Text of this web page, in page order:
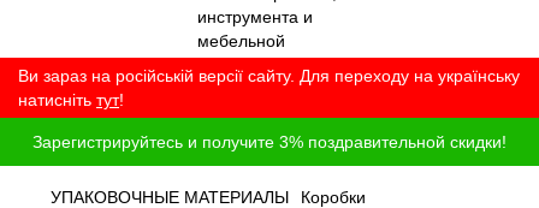
Ви зараз на російській версії сайту. Для переходу на українську
натисніть тут!
Зарегистрируйтесь и получите 3% поздравительной скидки!
УПАКОВОЧНЫЕ МАТЕРИАЛЫ Коробки